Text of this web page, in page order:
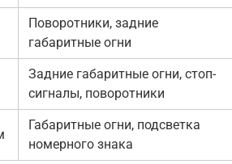
Поворотники, задние
габаритные огни
Задние габаритные огни, стоп-
сигналы, поворотники
Габаритные огни, подсветка
номерного знака